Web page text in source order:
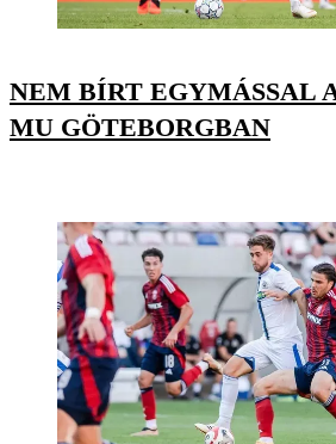
NEM BÍRT EGYMÁSSAL
MU GÖTEBORGBAN